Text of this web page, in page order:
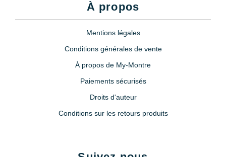
À propos
Mentions légales
Conditions générales de vente
À propos de My-Montre
Paiements sécurisés
Droits d'auteur
Conditions sur les retours produits